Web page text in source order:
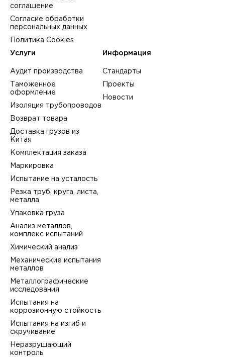
соглашение
Согласие обработки
персональных данных
Политика Cookies
Услуги
Аудит производства
Таможенное
оформление
Изоляция трубопроводов
Возврат товара
Доставка грузов из
Китая
Комплектация заказа
Маркировка
Испытание на усталость
Резка труб, круга, листа,
металла
Упаковка груза
Анализ металлов,
комплекс испытаний
Химический анализ
Механические испытания
металлов
Металлографические
исследования
Испытания на
коррозионную стойкость
Испытания на изгиб и
скручивание
Неразрушающий
контроль
Информация
Стандарты
Проекты
Новости